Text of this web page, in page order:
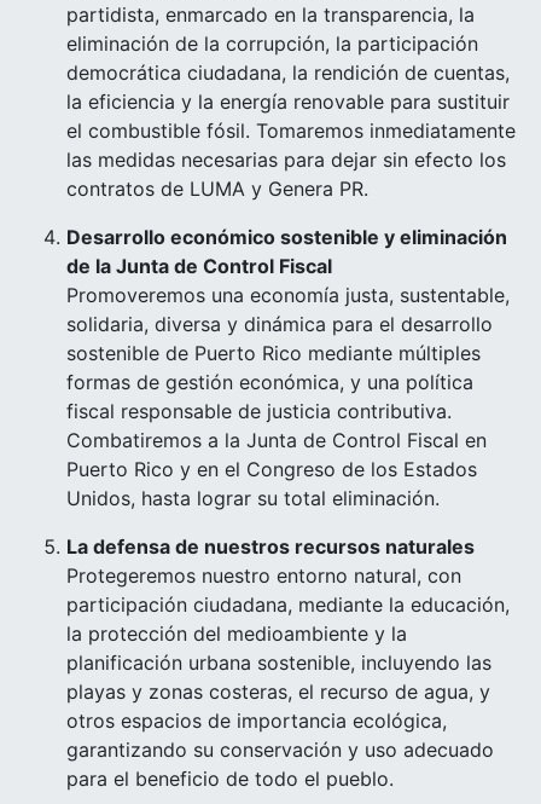
partidista, enmarcado en la transparencia, la
eliminación de la corrupción, la participación
democrática ciudadana, la rendición de cuentas,
la eficiencia y la energía renovable para sustituir
el combustible fósil. Tomaremos inmediatamente
las medidas necesarias para dejar sin efecto los
contratos de LUMA y Genera PR.
Desarrollo económico sostenible y eliminación
de la Junta de Control Fiscal
Promoveremos una economía justa, sustentable,
solidaria, diversa y dinámica para el desarrollo
sostenible de Puerto Rico mediante múltiples
formas de gestión económica, y una política
fiscal responsable de justicia contributiva.
Combatiremos a la Junta de Control Fiscal en
Puerto Rico y en el Congreso de los Estados
Unidos, hasta lograr su total eliminación.
La defensa de nuestros recursos naturales
Protegeremos nuestro entorno natural, con
participación ciudadana, mediante la educación,
la protección del medioambiente y la
planificación urbana sostenible, incluyendo las
playas y zonas costeras, el recurso de agua, y
otros espacios de importancia ecológica,
garantizando su conservación y uso adecuado
para el beneficio de todo el pueblo.